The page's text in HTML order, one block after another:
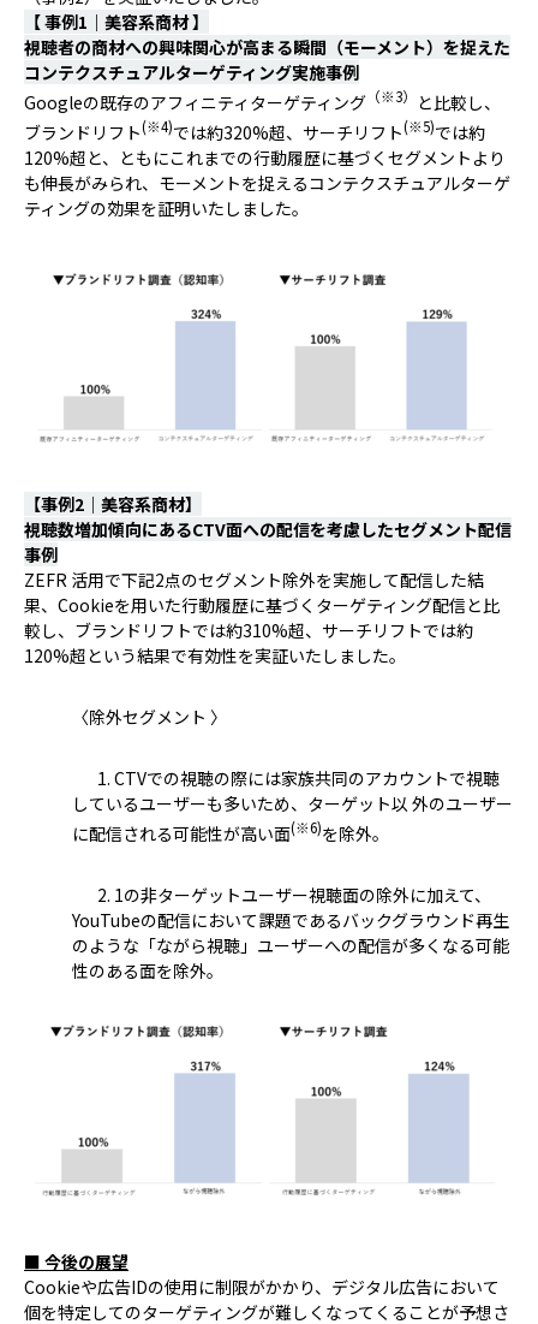
【 事例1｜美容系商材 】
視聴者の商材への興味関心が高まる瞬間（モーメント）を捉えた
コンテクスチュアルターゲティング実施事例
Googleの既存のアフィニティターゲティング （※3） と比較し、
ブランドリフト(※4)では約320%超、サーチリフト(※5)では約
120%超と、ともにこれまでの行動履歴に基づくセグメントより
も伸長がみられ、モーメントを捉えるコンテクスチュアルターゲ
ティングの効果を証明いたしました。
【事例2｜美容系商材】
視聴数増加傾向にあるCTV面への配信を考慮したセグメント配信
事例
ZEFR 活用で下記2点のセグメント除外を実施して配信した結
果、Cookieを用いた行動履歴に基づくターゲティング配信と比
較し、ブランドリフトでは約310%超、サーチリフトでは約
120%超という結果で有効性を実証いたしました。
〈除外セグメント 〉
1. CTVでの視聴の際には家族共同のアカウントで視聴
しているユーザーも多いため、ターゲット以 外のユーザー
に配信される可能性が高い面(※6)を除外。
2. 1の非ターゲットユーザー視聴面の除外に加えて、
YouTubeの配信において課題であるバックグラウンド再生
のような「ながら視聴」ユーザーへの配信が多くなる可能
性のある面を除外。
■ 今後の展望
Cookieや広告IDの使用に制限がかかり、デジタル広告において
個を特定してのターゲティングが難しくなってくることが予想さ